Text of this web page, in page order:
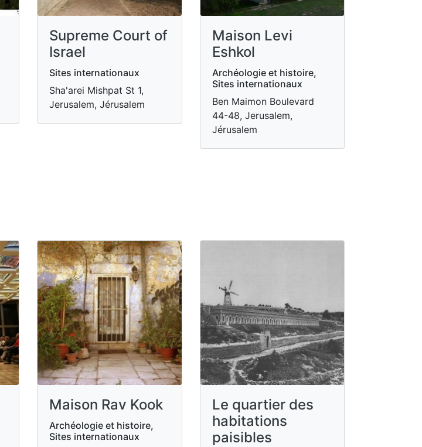
Supreme Court of
Israel
Sites internationaux
Sha'arei Mishpat St 1,
Jerusalem, Jérusalem
Maison Levi
Eshkol
Archéologie et histoire,
Sites internationaux
Ben Maimon Boulevard
44-48, Jerusalem,
Jérusalem
Maison Rav Kook
Archéologie et histoire,
Sites internationaux
Le quartier des
habitations
paisibles